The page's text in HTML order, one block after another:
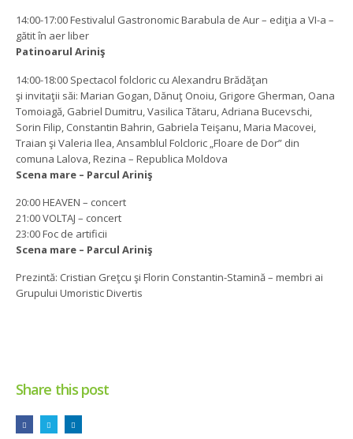
14:00-17:00 Festivalul Gastronomic Barabula de Aur – ediţia a VI-a –
gătit în aer liber
Patinoarul Ariniş
14:00-18:00 Spectacol folcloric cu Alexandru Brădăţan
şi invitaţii săi: Marian Gogan, Dănuţ Onoiu, Grigore Gherman, Oana
Tomoiagă, Gabriel Dumitru, Vasilica Tătaru, Adriana Bucevschi,
Sorin Filip, Constantin Bahrin, Gabriela Teişanu, Maria Macovei,
Traian şi Valeria Ilea, Ansamblul Folcloric „Floare de Dor” din
comuna Lalova, Rezina – Republica Moldova
Scena mare – Parcul Ariniş
20:00 HEAVEN – concert
21:00 VOLTAJ – concert
23:00 Foc de artificii
Scena mare – Parcul Ariniş
Prezintă: Cristian Greţcu şi Florin Constantin-Stamină – membri ai
Grupului Umoristic Divertis
Share this post